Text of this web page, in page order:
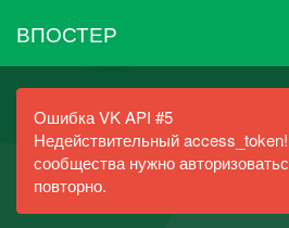
ВПОСТЕР
Ошибка VK API #5
Недействительный
сообщества нужно
повторно.